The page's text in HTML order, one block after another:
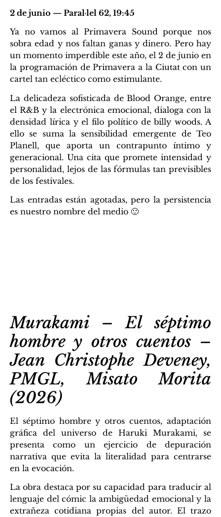
2 de junio — Paral·lel 62, 19:45
Ya no vamos al Primavera Sound porque nos
sobra edad y nos faltan ganas y dinero. Pero hay
un momento imperdible este año, el 2 de junio en
la programación de Primavera a la Ciutat con un
cartel tan ecléctico como estimulante.
La delicadeza sofisticada de Blood Orange, entre
el R&B y la electrónica emocional, dialoga con la
densidad lírica y el filo político de billy woods. A
ello se suma la sensibilidad emergente de Teo
Planell, que aporta un contrapunto íntimo y
generacional. Una cita que promete intensidad y
personalidad, lejos de las fórmulas tan previsibles
de los festivales.
Las entradas están agotadas, pero la persistencia
es nuestro nombre del medio 🙂
Murakami – El séptimo
hombre y otros cuentos –
Jean Christophe Deveney,
PMGL, Misato Morita
(2026)
El séptimo hombre y otros cuentos, adaptación
gráfica del universo de Haruki Murakami, se
presenta como un ejercicio de depuración
narrativa que evita la literalidad para centrarse
en la evocación.
La obra destaca por su capacidad para traducir al
lenguaje del cómic la ambigüedad emocional y la
extrañeza cotidiana propias del autor. El trazo